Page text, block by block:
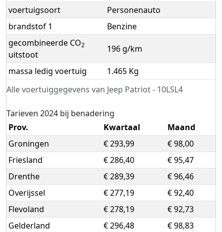
Alle voertuiggegevens van Jeep Patriot - 10LSL4
voertuigsoort
Personenauto
brandstof 1
Benzine
gecombineerde CO2
uitstoot
196 g/km
massa ledig voertuig 1.465 Kg
Tarieven 2024 bij benadering
Prov.
Kwartaal
Maand
Groningen
€ 293,99
€ 98,00
Friesland
€ 286,40
€ 95,47
Drenthe
€ 289,39
€ 96,46
Overijssel
€ 277,19
€ 92,40
Flevoland
€ 278,19
€ 92,73
Gelderland
€ 296,48
€ 98,83